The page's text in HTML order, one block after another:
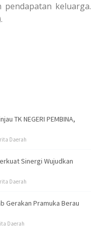
keluarga.
TK NEGERI PEMBINA,
Daerah
Sinergi Wujudkan
Daerah
Gerakan Pramuka Berau
Daerah